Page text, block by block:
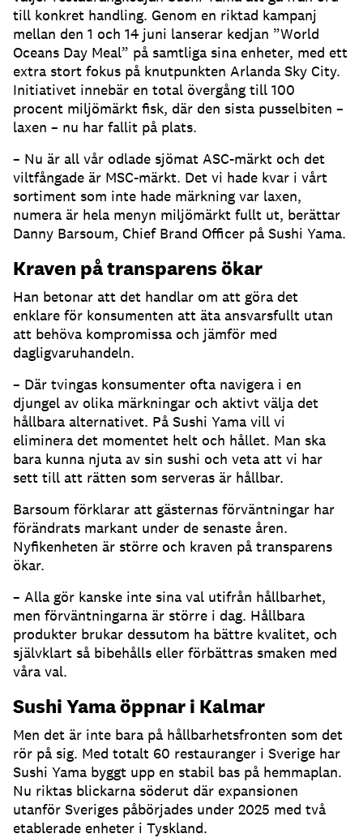
till konkret handling. Genom en riktad kampanj
mellan den 1 och 14 juni lanserar kedjan ”World
Oceans Day Meal” på samtliga sina enheter, med ett
extra stort fokus på knutpunkten Arlanda Sky City.
Initiativet innebär en total övergång till 100
procent miljömärkt fisk, där den sista pusselbiten –
laxen – nu har fallit på plats.
– Nu är all vår odlade sjömat ASC-märkt och det
viltfångade är MSC-märkt. Det vi hade kvar i vårt
sortiment som inte hade märkning var laxen,
numera är hela menyn miljömärkt fullt ut, berättar
Danny Barsoum, Chief Brand Officer på Sushi Yama.
Kraven på transparens ökar
Han betonar att det handlar om att göra det
enklare för konsumenten att äta ansvarsfullt utan
att behöva kompromissa och jämför med
dagligvaruhandeln.
– Där tvingas konsumenter ofta navigera i en
djungel av olika märkningar och aktivt välja det
hållbara alternativet. På Sushi Yama vill vi
eliminera det momentet helt och hållet. Man ska
bara kunna njuta av sin sushi och veta att vi har
sett till att rätten som serveras är hållbar.
Barsoum förklarar att gästernas förväntningar har
förändrats markant under de senaste åren.
Nyfikenheten är större och kraven på transparens
ökar.
– Alla gör kanske inte sina val utifrån hållbarhet,
men förväntningarna är större i dag. Hållbara
produkter brukar dessutom ha bättre kvalitet, och
självklart så bibehålls eller förbättras smaken med
våra val.
Sushi Yama öppnar i Kalmar
Men det är inte bara på hållbarhetsfronten som det
rör på sig. Med totalt 60 restauranger i Sverige har
Sushi Yama byggt upp en stabil bas på hemmaplan.
Nu riktas blickarna söderut där expansionen
utanför Sveriges påbörjades under 2025 med två
etablerade enheter i Tyskland.